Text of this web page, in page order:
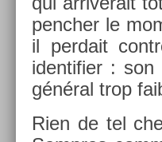
pench­er le
il per­dait
iden­tifi­er : son
général trop
Rien de tel